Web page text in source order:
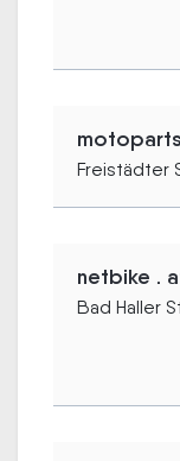
Freistädter
netbike .
Bad Haller